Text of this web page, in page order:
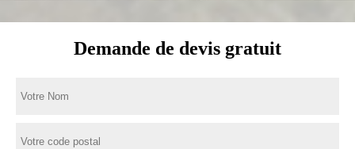
Demande de devis gratuit